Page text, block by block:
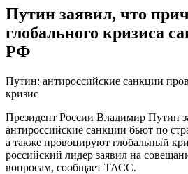
Путин заявил, что
глобального кризиса
РФ
Путин: антироссийские санкции
кризис
Президент России Владимир Путин
антироссийские санкции бьют по
а также провоцируют глобальный
российский лидер заявил на
вопросам, сообщает ТАСС.